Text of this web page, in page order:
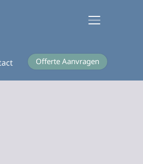
TOGGLE
Offerte Aanvragen